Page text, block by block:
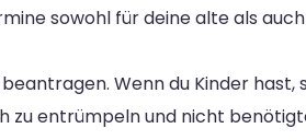
sowohl für deine alte als
Wenn du Kinder
zu entrümpeln und nicht